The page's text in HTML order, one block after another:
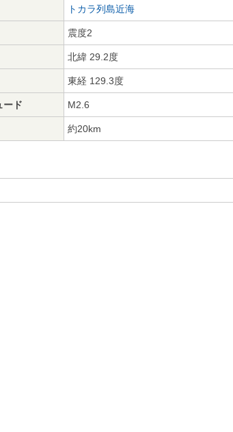
トカラ列島近海
震度2
北緯 29.2度
東経 129.3度
ード M2.6
約20km